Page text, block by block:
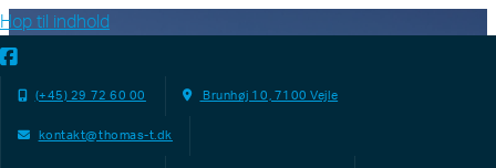
Hop til indhold
(+45) 29 72 60 00 Brunhøj 10, 7100 Vejle
kontakt@thomas-t.dk